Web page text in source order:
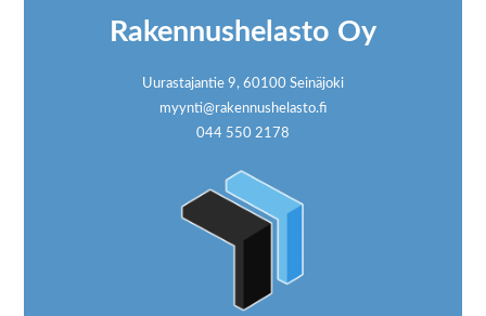
Rakennushelasto Oy
Uurastajantie 9, 60100 Seinäjoki
myynti@rakennushelasto.fi
044 550 2178